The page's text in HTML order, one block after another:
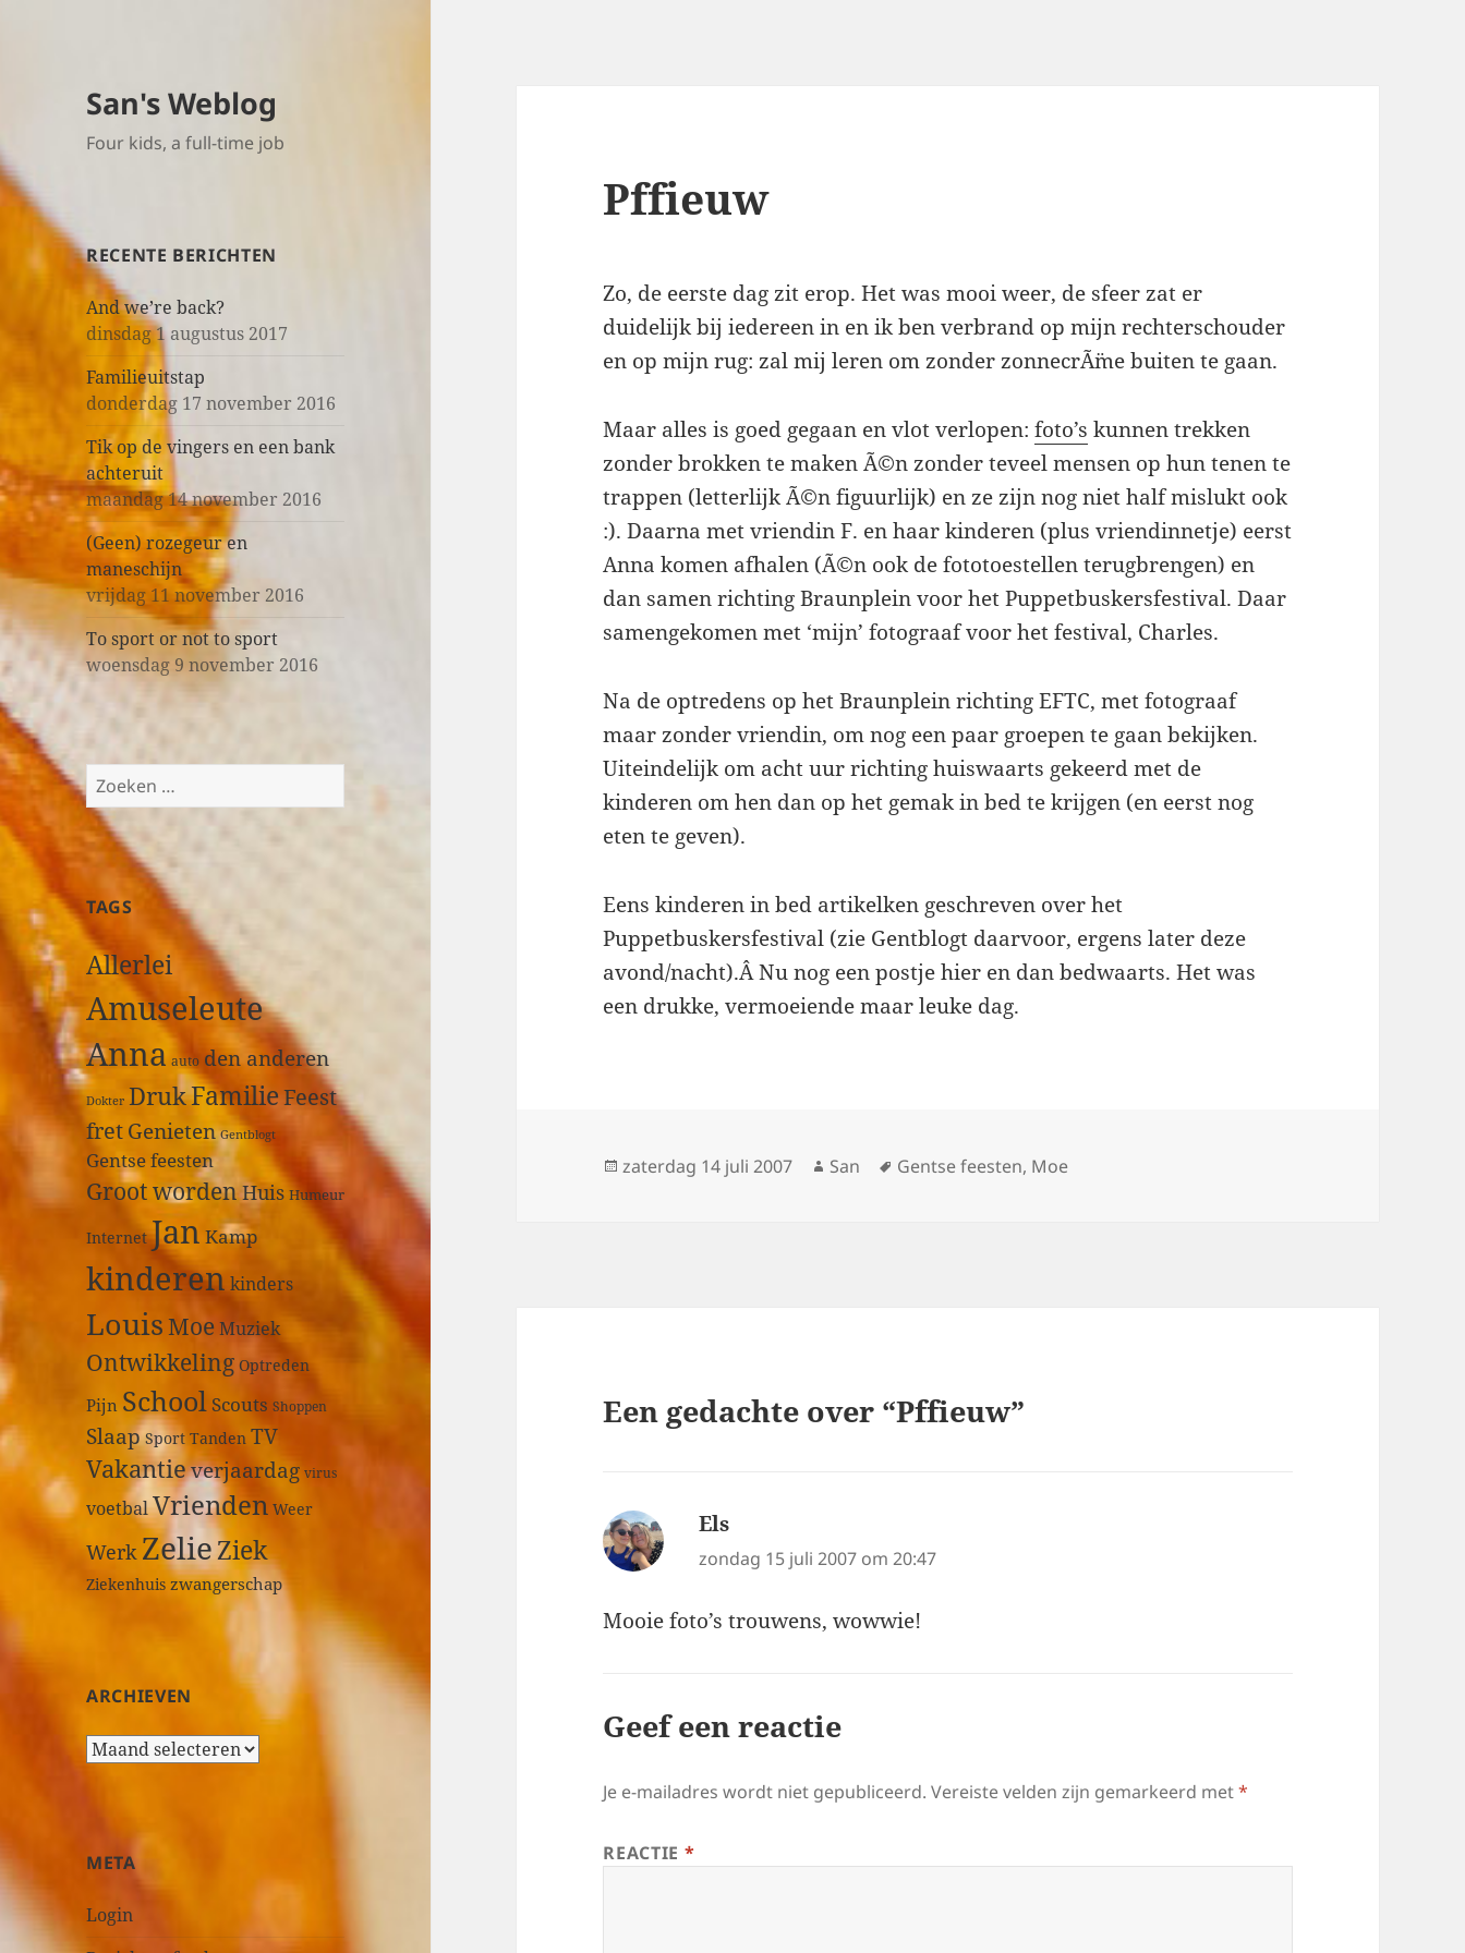
San's Weblog
Four kids, a full-time job
RECENTE BERICHTEN
And we’re back?
dinsdag 1 augustus 2017
Familieuitstap
donderdag 17 november 2016
Tik op de vingers en een bank
achteruit
maandag 14 november 2016
(Geen) rozegeur en
maneschijn
vrijdag 11 november 2016
To sport or not to sport
woensdag 9 november 2016
Z
o
e
e
n
n
a
r
:
TAGS
Allerlei
Amuseleute
Anna auto den anderen
Dokter DrukFamilieFeest
fretGenieten Gentblogt
Gentse feesten
Groot wordenHuis Humeur
Internet Jan Kamp
kinderenkinders
LouisMoeMuziek
Ontwikkeling Optreden
Pijn SchoolScouts Shoppen
Slaap Sport Tanden TV
Vakantieverjaardag virus
voetbalVrienden Weer
Werk ZelieZiek
Ziekenhuis zwangerschap
ARCHIEVEN
A
i
v
META
Login
Pffieuw
Zo, de eerste dag zit erop. Het was mooi weer, de sfeer zat er
duidelijk bij iedereen in en ik ben verbrand op mijn rechterschouder
en op mijn rug: zal mij leren om zonder zonnecrÃ¨me buiten te gaan.
Maar alles is goed gegaan en vlot verlopen:foto’s kunnen trekken
zonder brokken te maken Ã©n zonder teveel mensen op hun tenen te
trappen (letterlijk Ã©n figuurlijk) en ze zijn nog niet half mislukt ook
:). Daarna met vriendin F. en haar kinderen (plus vriendinnetje) eerst
Anna komen afhalen (Ã©n ook de fototoestellen terugbrengen) en
dan samen richting Braunplein voor het Puppetbuskersfestival. Daar
samengekomen met ‘mijn’ fotograaf voor het festival, Charles.
Na de optredens op het Braunplein richting EFTC, met fotograaf
maar zonder vriendin, om nog een paar groepen te gaan bekijken.
Uiteindelijk om acht uur richting huiswaarts gekeerd met de
kinderen om hen dan op het gemak in bed te krijgen (en eerst nog
eten te geven).
Eens kinderen in bed artikelken geschreven over het
Puppetbuskersfestival (zie Gentblogt daarvoor, ergens later deze
avond/nacht).Â Nu nog een postje hier en dan bedwaarts. Het was
een drukke, vermoeiende maar leuke dag.
Geplaatst
zaterdag 14 juli 2007 Auteur
San Tags
Gentse feesten, Moe
Een gedachte over “Pffieuw”
Els
zondag 15 juli 2007 om 20:47
Mooie foto’s trouwens, wowwie!
Geef een reactie
Je e-mailadres wordt niet gepubliceerd. Vereiste velden zijn gemarkeerd met*
REACTIE *